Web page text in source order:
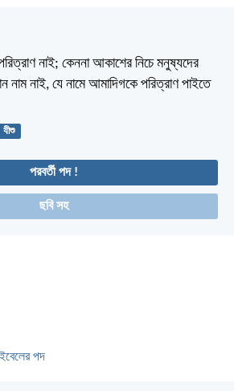
নাই; কেননা আকাশের নিচে মনুষ্যদের
নাই, যে নামে আমাদিগকে পরিত্রাণ পাইতে
যীশু
পরবর্তী পদ !
ছবি সহ
পদ